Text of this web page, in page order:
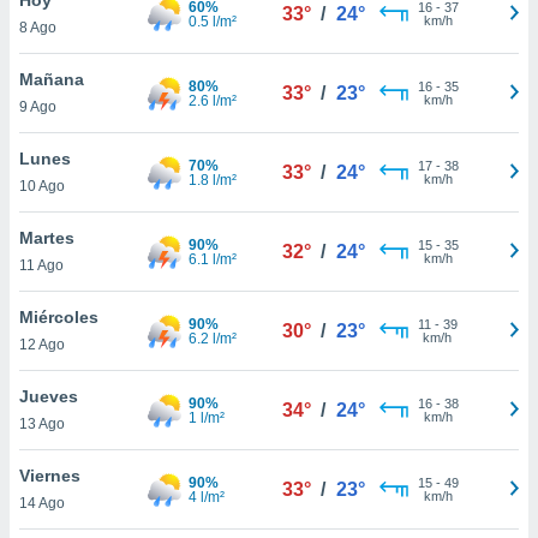
en
más
nuestra
de
cookies
aceptar
8 Ago
60%
0.5 l/m²
33° / 24° 16- 37
km/h
Mañana
9 Ago
80%
2.6 l/m²
33° / 23° 16- 35
km/h
Lunes
10 Ago
70%
1.8 l/m²
33° / 24° 17- 38
km/h
Martes
11 Ago
90%
6.1 l/m²
32° / 24° 15- 35
km/h
Miércoles
12 Ago
90%
6.2 l/m²
30° / 23° 11 - 39
km/h
Jueves
13 Ago
90%
1 l/m²
34° / 24° 16- 38
km/h
Viernes
14 Ago
90%
4 l/m²
33° / 23° 15- 49
km/h